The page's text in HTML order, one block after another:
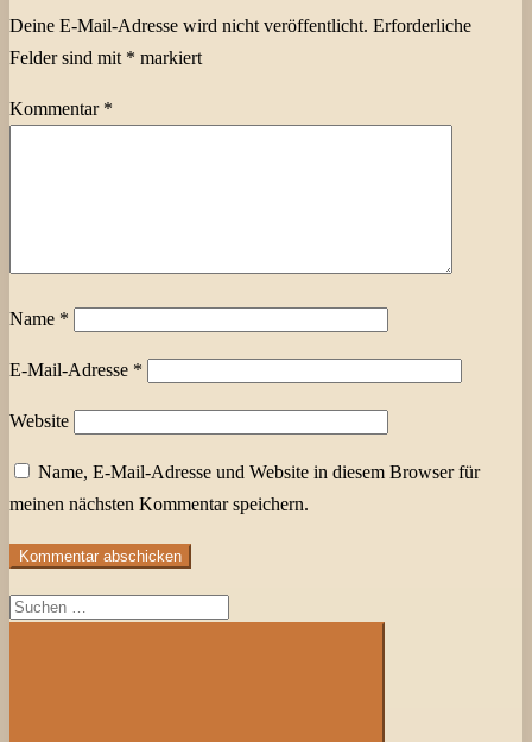
Deine E-Mail-Adresse wird nicht veröffentlicht. Erforderliche
Felder sind mit * markiert
Kommentar *
Name *
E-Mail-Adresse *
Website
Name, E-Mail-Adresse und Website in diesem Browser für
meinen nächsten Kommentar speichern.
Suchen